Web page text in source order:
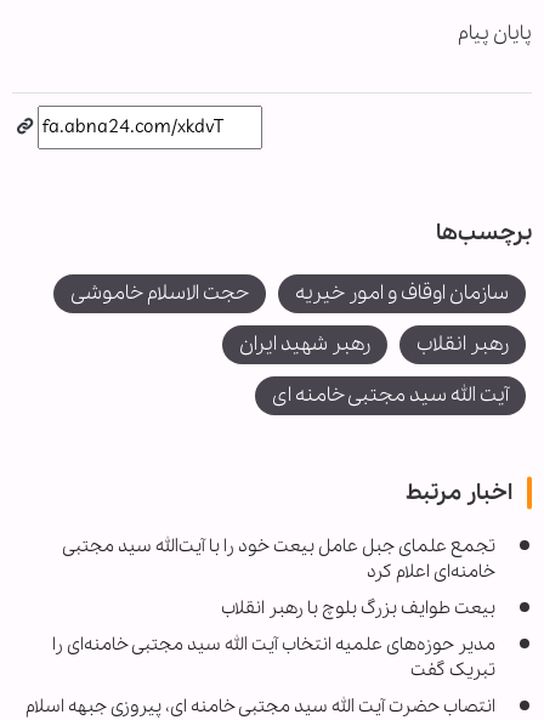
پایان پیام
برچسب‌ها
سازمان اوقاف و امور خیریه
حجت الاسلام خاموشی
رهبر انقلاب
رهبر شهید ایران
آیت الله سید مجتبی خامنه ای
اخبار مرتبط
تجمع علمای جبل عامل بیعت خود را با آیت‌الله سید مجتبی
خامنه‌ای اعلام کرد
بیعت طوایف بزرگ بلوچ با رهبر انقلاب
مدیر حوزه‌های علمیه انتخاب آیت الله سید مجتبی خامنه‌ای را
تبریک گفت
انتصاب حضرت آیت الله سید مجتبی خامنه ای، پیروزی جبهه اسلام